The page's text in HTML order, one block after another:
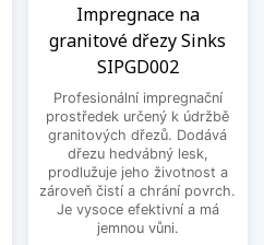
Impregnace na
granitové dřezy Sinks
SIPGD002
Profesionální impregnační
prostředek určený k údržbě
granitových dřezů. Dodává
dřezu hedvábný lesk,
prodlužuje jeho životnost a
zároveň čistí a chrání povrch.
Je vysoce efektivní a má
jemnou vůni.